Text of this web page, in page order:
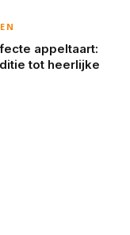
appeltaart:
tot heerlijke